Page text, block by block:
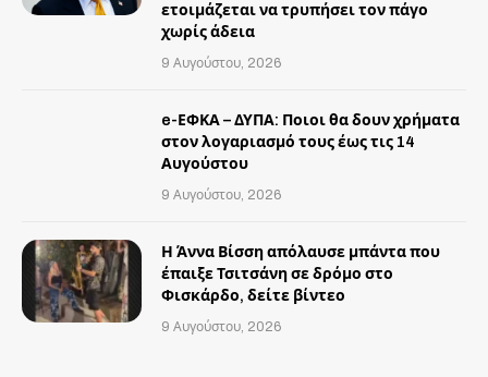
ετοιμάζεται να τρυπήσει τον πάγο
χωρίς άδεια
9 Αυγούστου, 2026
e-ΕΦΚΑ – ΔΥΠΑ: Ποιοι θα δουν χρήματα
στον λογαριασμό τους έως τις 14
Αυγούστου
9 Αυγούστου, 2026
Η Άννα Βίσση απόλαυσε μπάντα που
έπαιξε Τσιτσάνη σε δρόμο στο
Φισκάρδο, δείτε βίντεο
9 Αυγούστου, 2026